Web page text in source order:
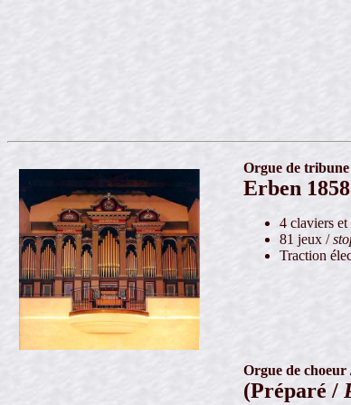
Orgue de
Erben
4 claviers
81 jeux /
Traction
Orgue de choeur
(Préparé /